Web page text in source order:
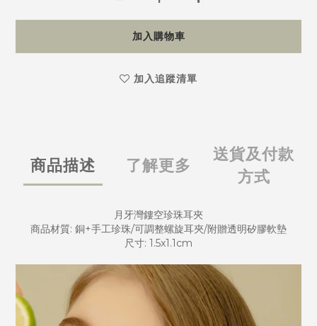
加入購物車
加入追蹤清單
商品描述 了解更多
送貨及付款
方式
月牙灣鏤空珍珠耳夾
商品材質: 銅+手工珍珠/可調整螺旋耳夾/附贈透明矽膠軟墊
尺寸: 1.5x1.1cm